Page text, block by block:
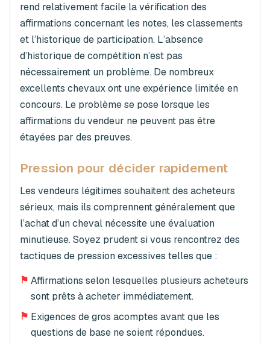
rend relativement facile la vérification des
affirmations concernant les notes, les classements
et l’historique de participation. L’absence
d’historique de compétition n’est pas
nécessairement un problème. De nombreux
excellents chevaux ont une expérience limitée en
concours. Le problème se pose lorsque les
affirmations du vendeur ne peuvent pas être
étayées par des preuves.
Pression pour décider rapidement
Les vendeurs légitimes souhaitent des acheteurs
sérieux, mais ils comprennent généralement que
l’achat d’un cheval nécessite une évaluation
minutieuse. Soyez prudent si vous rencontrez des
tactiques de pression excessives telles que :
⚑ Affirmations selon lesquelles plusieurs acheteurs
sont prêts à acheter immédiatement.
⚑ Exigences de gros acomptes avant que les
questions de base ne soient répondues.